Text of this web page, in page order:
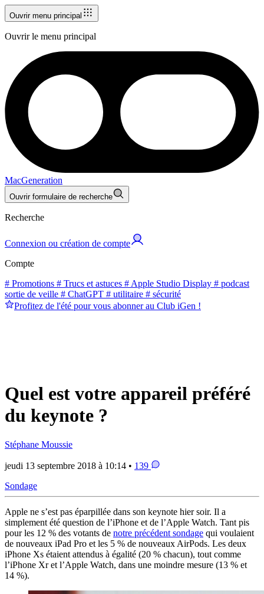
Ouvrir menu principal
Ouvrir le menu principal
MacGeneration
Ouvrir formulaire de recherche
Recherche
Connexion ou création de compte
Compte
# Promotions # Trucs et astuces # Apple Studio Display # podcast
sortie de veille # ChatGPT # utilitaire # sécurité
Profitez de l'été pour vous abonner au Club iGen !
Quel est votre appareil préféré
du keynote ?
Stéphane Moussie
jeudi 13 septembre 2018 à 10:14 • 139
Sondage
Apple ne s’est pas éparpillée dans son keynote hier soir. Il a
simplement été question de l’iPhone et de l’Apple Watch. Tant pis
pour les 12 % des votants de notre précédent sondage qui voulaient
de nouveaux iPad Pro et les 5 % de nouveaux AirPods. Les deux
iPhone Xs étaient attendus à égalité (20 % chacun), tout comme
l’iPhone Xr et l’Apple Watch, dans une moindre mesure (13 % et
14 %).